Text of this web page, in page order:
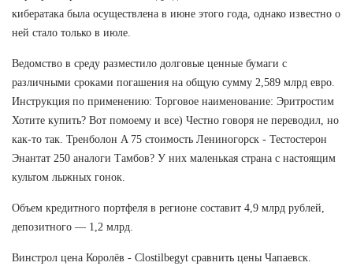
кибератака была осуществлена в июне этого года, однако известно о
ней стало только в июле.
Ведомство в среду разместило долговые ценные бумаги с
различными сроками погашения на общую сумму 2,589 млрд евро.
Инструкция по применению: Торговое наименование: Эритростим
Хотите купить? Вот помоему и все) Честно говоря не переводил, но
как-то так. Тренболон A 75 стоимость Лениногорск - Тестостерон
Энантат 250 аналоги Тамбов? У них маленькая страна с настоящим
культом лыжных гонок.
Объем кредитного портфеля в регионе составит 4,9 млрд рублей,
депозитного — 1,2 млрд.
Винстрол цена Королёв - Clostilbegyt сравнить цены Чапаевск.